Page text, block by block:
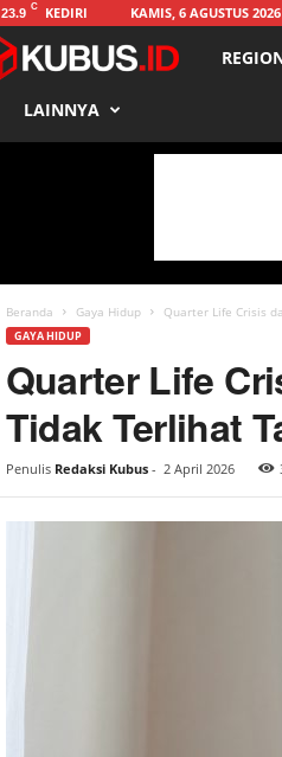
23.9 C KEDIRI KAMIS, 6 AGUSTUS 2026
s
LAINNYA
Beranda Gaya Hidup Quarter Life Crisis
GAYA HIDUP
Quarter Life
Tidak Terlihat
Penulis Redaksi Kubus- 2 April 2026